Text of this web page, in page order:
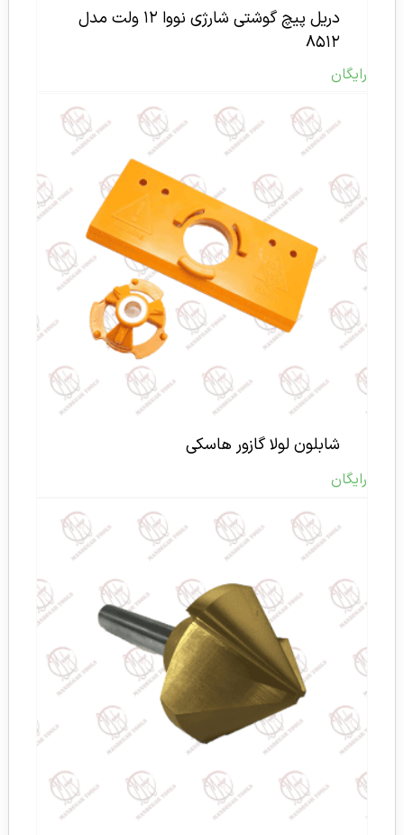
دریل پیچ گوشتی شارژی نووا ۱۲ ولت مدل
۸۵۱۲
رایگان
شابلون لولا گازور هاسکی
رایگان